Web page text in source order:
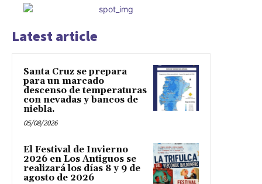
Latest article
Santa Cruz se prepara
para un marcado
descenso de temperaturas
con nevadas y bancos de
niebla.
05/08/2026
El Festival de Invierno
2026 en Los Antiguos se
realizará los días 8 y 9 de
agosto de 2026